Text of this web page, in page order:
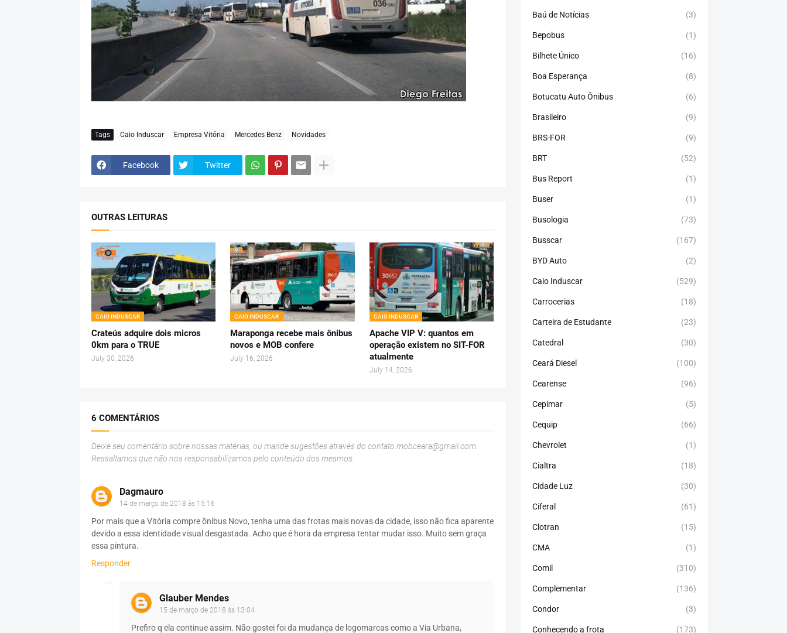
Tags Caio Induscar Empresa Vitória Mercedes Benz Novidades
Facebook Twitter
OUTRAS LEITURAS
CAIO INDUSCAR
Crateús adquire dois micros
0km para o TRUE
July 30, 2026
CAIO INDUSCAR
Maraponga recebe mais ônibus
novos e MOB confere
July 16, 2026
CAIO INDUSCAR
Apache VIP V: quantos em
operação existem no SIT-FOR
atualmente
July 14, 2026
6 COMENTÁRIOS
Deixe seu comentário sobre nossas matérias, ou mande sugestões através do contato mobceara@gmail.com.
Ressaltamos que não nos responsabilizamos pelo conteúdo dos mesmos.
Dagmauro
14 de março de 2018 às 15:16
Por mais que a Vitória compre ônibus Novo, tenha uma das frotas mais novas da cidade, isso não fica aparente
devido a essa identidade visual desgastada. Acho que é hora da empresa tentar mudar isso. Muito sem graça
essa pintura.
Responder
Glauber Mendes
15 de março de 2018 às 13:04
Prefiro q ela continue assim. Não gostei foi da mudança de logomarcas como a Via Urbana,
Baú de Notícias (3)
Bepobus (1)
Bilhete Único (16)
Boa Esperança (8)
Botucatu Auto Ônibus (6)
Brasileiro (9)
BRS-FOR (9)
BRT (52)
Bus Report (1)
Buser (1)
Busologia (73)
Busscar (167)
BYD Auto (2)
Caio Induscar (529)
Carrocerias (18)
Carteira de Estudante (23)
Catedral (30)
Ceará Diesel (100)
Cearense (96)
Cepimar (5)
Cequip (66)
Chevrolet (1)
Cialtra (18)
Cidade Luz (30)
Ciferal (61)
Clotran (15)
CMA (1)
Comil (310)
Complementar (136)
Condor (3)
Conhecendo a frota (173)